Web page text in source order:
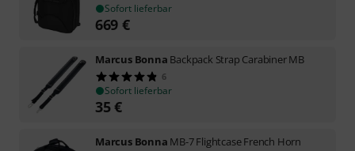
Sofort lieferbar
669 €
Marcus Bonna Backpack Strap Carabiner MB
6
Sofort lieferbar
35€
Marcus Bonna MB-7 Flightcase French Horn